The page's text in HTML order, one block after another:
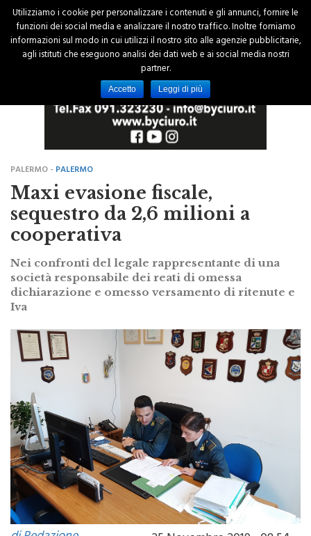
PALERMO -PALERMO
Maxi evasione fiscale,
sequestro da 2,6 milioni a
cooperativa
Nei confronti del legale rappresentante di una
società responsabile dei reati di omessa
dichiarazione e omesso versamento di ritenute e
Iva
di Redazione
25 Novembre 2019 - 08:54
Utilizziamo i cookie per personalizzare i contenuti e gli annunci, fornire le
funzioni dei social media e analizzare il nostro traffico. Inoltre forniamo
informazioni sul modo in cui utilizzi il nostro sito alle agenzie pubblicitarie,
agli istituti che eseguono analisi dei dati web e ai social media nostri
partner.
Accetto Leggi di più